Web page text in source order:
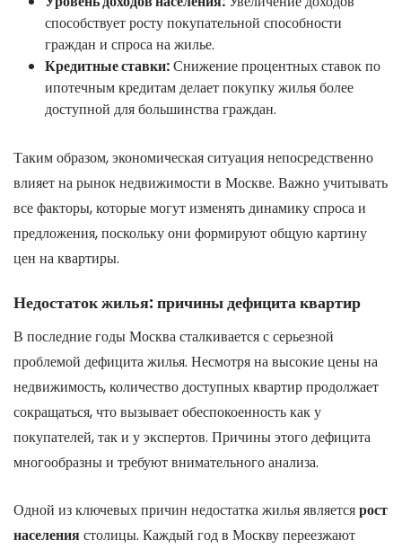
способствует росту покупательной способности
граждан и спроса на жилье.
Кредитные ставки:Снижение процентных ставок по
ипотечным кредитам делает покупку жилья более
доступной для большинства граждан.
Таким образом, экономическая ситуация непосредственно
влияет на рынок недвижимости в Москве. Важно учитывать
все факторы, которые могут изменять динамику спроса и
предложения, поскольку они формируют общую картину
цен на квартиры.
Недостаток жилья: причины дефицита квартир
В последние годы Москва сталкивается с серьезной
проблемой дефицита жилья. Несмотря на высокие цены на
недвижимость, количество доступных квартир продолжает
сокращаться, что вызывает обеспокоенность как у
покупателей, так и у экспертов. Причины этого дефицита
многообразны и требуют внимательного анализа.
Одной из ключевых причин недостатка жилья являетсярост
населениястолицы. Каждый год в Москву переезжают